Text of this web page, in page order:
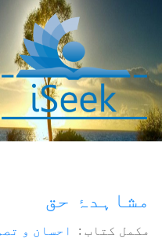
مشاہدۂ حق
مکمل کتاب : احسان و